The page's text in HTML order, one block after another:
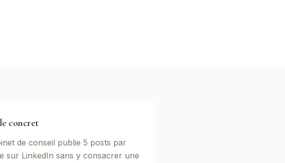
concret
de conseil publie 5 posts par
sur LinkedIn sans y consacrer une